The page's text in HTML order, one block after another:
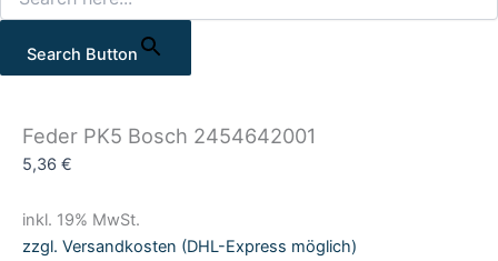
Search Button
Feder PK5 Bosch 2454642001
5,36 €
inkl. 19% MwSt.
zzgl. Versandkosten (DHL-Express möglich)